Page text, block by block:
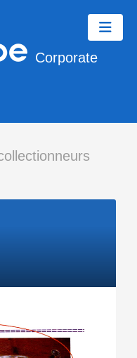
Corporate